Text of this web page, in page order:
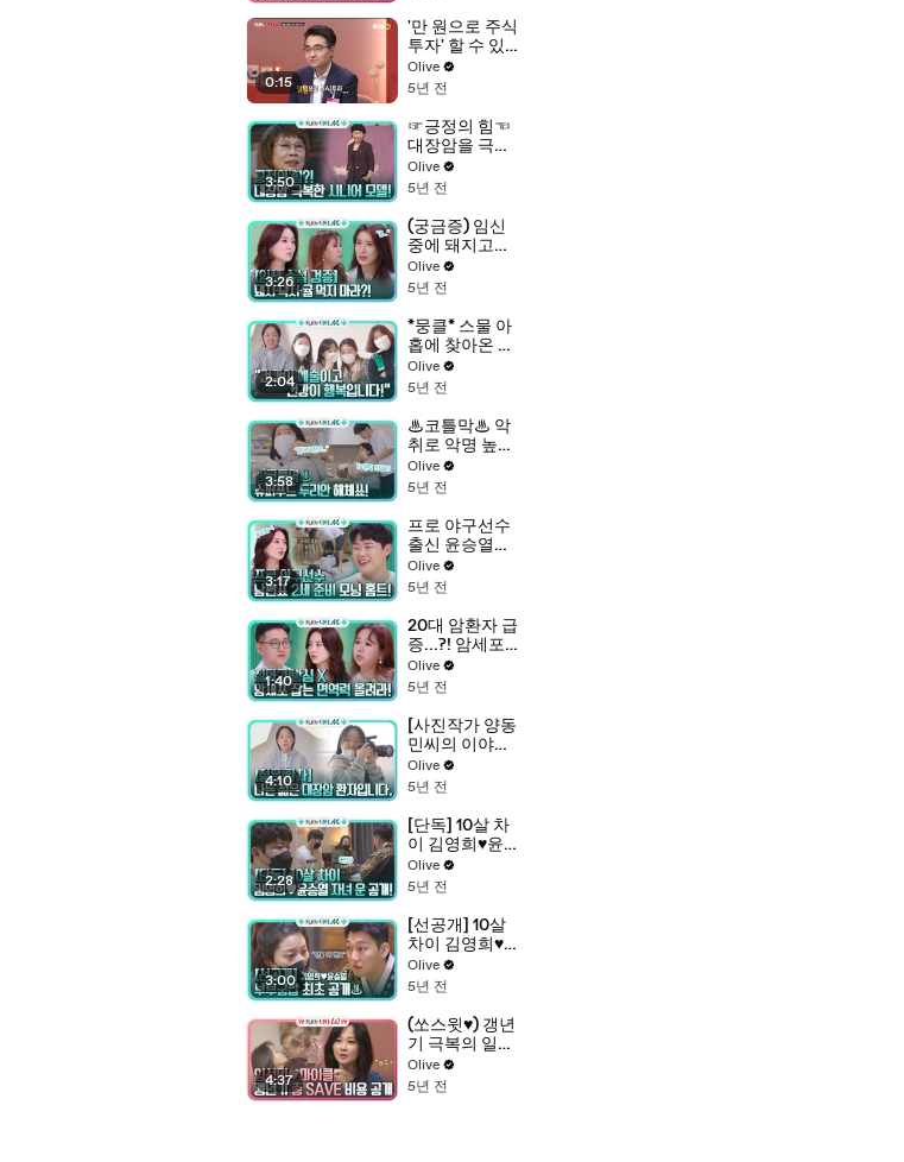
이 강두)
0:15
'만 원으로 주식
투자' 할 수 있
습니다! 이번
주도 염블리,
라면요~
Olive
5년 전
3:50
☞긍정의 힘☜
대장암을 극복
한 시니어 모델
양오순씨!
Olive
5년 전
3:26
(궁금증) 임신
중에 돼지고기,
낙지 먹지 마
라?! #속설_검
Olive
5년 전
2:04
*뭉클* 스물 아
홉에 찾아온 대
장암 3기, 동민
씨의 곁을 지킨
Olive
5년 전
3:58
♨코틀막♨ 악
취로 악명 높은
'두리안' 해체
작업 돌입 (ft.2
희생...)
Olive
5년 전
3:17
프로 야구선수
출신 윤승열이
준비한 2세 계
획에 도움주는
Olive
5년 전
1:40
20대 암환자 급
증...?! 암세포
잡는 면역력을
올려라!
Olive
5년 전
4:10
[사진작가 양동
민씨의 이야기]
나는 젊은 대장
암 환자입니다.
Olive
5년 전
2:28
[단독] 10살 차
이 김영희♥윤
승열 부부의 ♥
자녀 운♥ 공개!
Olive
5년 전
3:00
[선공개] 10살
차이 김영희♥
윤승열의 부부
궁합은?!
Olive
5년 전
4:37
(쏘스윗♥) 갱년
기 극복의 일등
공신 남편 마이
클 #총_SAVE_
Olive
5년 전